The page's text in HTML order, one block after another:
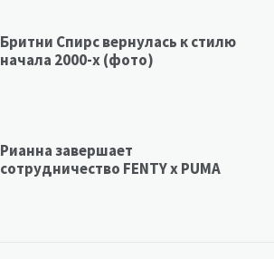
Бритни Спирс вернулась к стилю
начала 2000-х (фото)
Рианна завершает
сотрудничество FENTY х PUMA